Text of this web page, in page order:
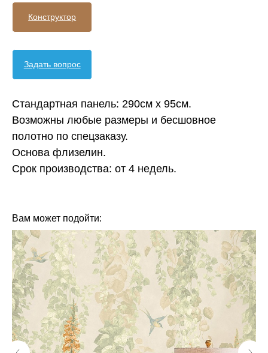
Конструктор
Задать вопрос
Стандартная панель: 290см х 95см.
Возможны любые размеры и бесшовное
полотно по спецзаказу.
Основа флизелин.
Срок производства: от 4 недель.
Вам может подойти: